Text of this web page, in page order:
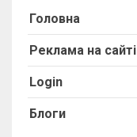
Головна
Реклама на сайті
Login
Блоги